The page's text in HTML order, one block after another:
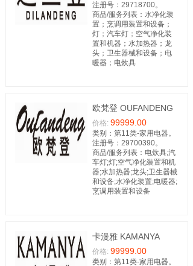
注册号：29718700。
商品/服务列表：水净化装
置；烹调用装置和设备；
灯；汽车灯；空气净化装
置和机器；水加热器；龙
头；卫生器械和设备；电
暖器；电炊具
欧梵登 OUFANDENG
价格: 99999.00
类别：第11类-家用电器。
注册号：29700390。
商品/服务列表：电炊具;汽
车灯;灯;空气净化装置和机
器;水加热器;龙头;卫生器械
和设备;水净化装置;电暖器;
烹调用装置和设备
卡漫雅 KAMANYA
价格: 99999.00
类别：第11类-家用电器。